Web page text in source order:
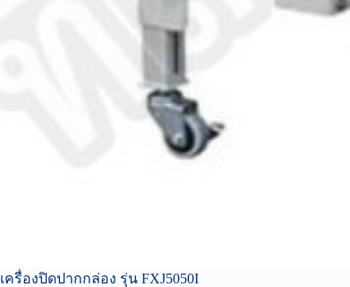
เครื่องปิดปากกล่อง รุ่น FXJ5050I